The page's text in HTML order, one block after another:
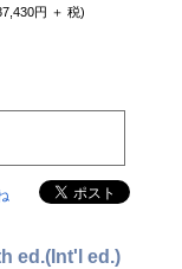
円 ＋ 税)
ed.(Int'l ed.)